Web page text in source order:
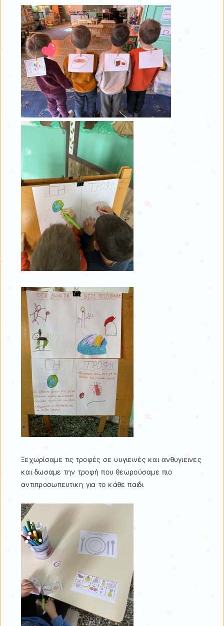
Ξεχωρίσαμε τις τροφές σε υυγιεινές και ανθυγιεινες
και δωσαμε την τροφή που θεωρούσαμε πιο
αντιπροσωπευτικη για το κάθε παιδι